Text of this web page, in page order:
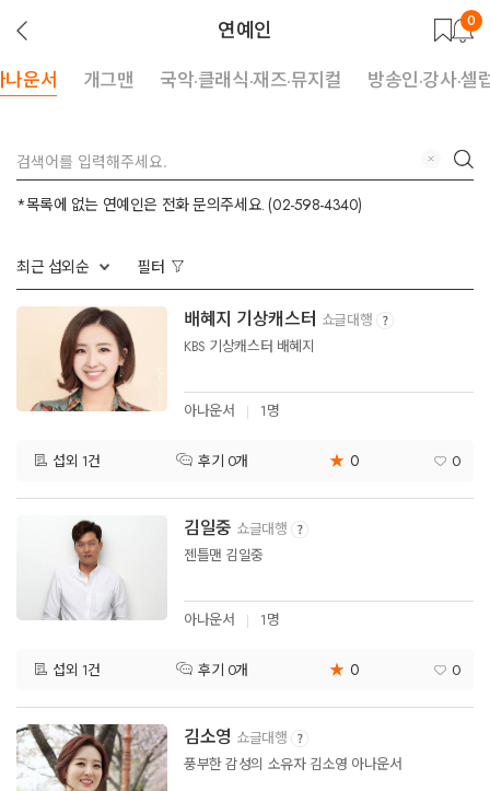
연예인
뒤
로
기
0
나운서 개그맨 국악·클래식·재즈·뮤지컬 방송인·강사·셀
지
기
검
색
*목록에 없는 연예인은 전화 문의주세요. (02-598-4340)
최근 섭외순 필터
배혜지 기상캐스터 쇼글대행
KBS 기상캐스터 배혜지
아나운서 1명
섭외 1건 후기 0개 ★ 0 0
김일중 쇼글대행
젠틀맨 김일중
아나운서 1명
섭외 1건 후기 0개 ★ 0 0
김소영 쇼글대행
풍부한 감성의 소유자 김소영 아나운서